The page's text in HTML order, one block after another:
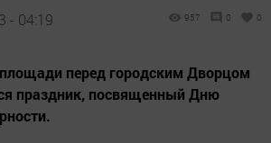
- 04:19 957 0 0
перед городским Дворцом
праздник, посвященный Дню